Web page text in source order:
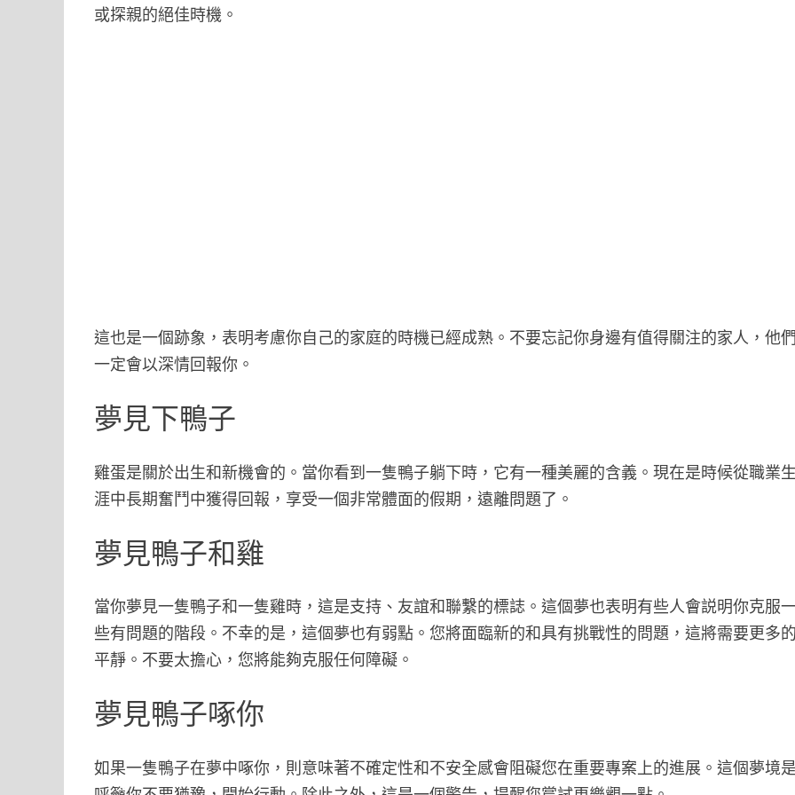
或探親的絕佳時機。
這也是一個跡象，表明考慮你自己的家庭的時機已經成熟。不要忘記你身邊有值得關注的家人，他
一定會以深情回報你。
夢見下鴨子
雞蛋是關於出生和新機會的。當你看到一隻鴨子躺下時，它有一種美麗的含義。現在是時候從職業
涯中長期奮鬥中獲得回報，享受一個非常體面的假期，遠離問題了。
夢見鴨子和雞
當你夢見一隻鴨子和一隻雞時，這是支持、友誼和聯繫的標誌。這個夢也表明有些人會説明你克服
些有問題的階段。不幸的是，這個夢也有弱點。您將面臨新的和具有挑戰性的問題，這將需要更多
平靜。不要太擔心，您將能夠克服任何障礙。
夢見鴨子啄你
如果一隻鴨子在夢中啄你，則意味著不確定性和不安全感會阻礙您在重要專案上的進展。這個夢境